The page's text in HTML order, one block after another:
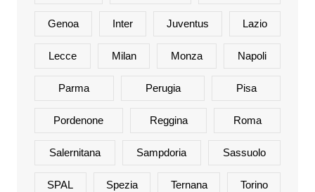
Genoa Inter Juventus Lazio
Lecce Milan Monza Napoli
Parma Perugia Pisa
Pordenone Reggina Roma
Salernitana Sampdoria Sassuolo
SPAL Spezia Ternana Torino